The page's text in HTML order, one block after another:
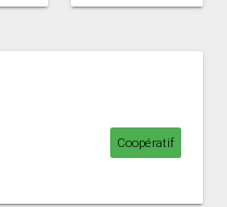
Coopératif